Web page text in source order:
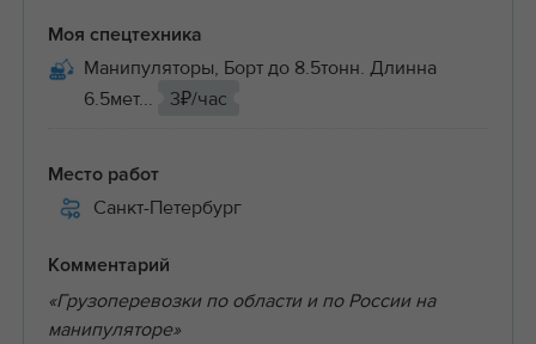
Моя спецтехника
Манипуляторы, Борт до 8.5тонн. Длинна
6.5мет...
3₽/час
Место работ
Санкт-Петербург
Комментарий
«Грузоперевозки по области и по России на
манипуляторе»